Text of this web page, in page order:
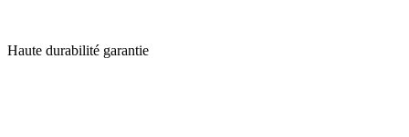
Haute durabilité garantie